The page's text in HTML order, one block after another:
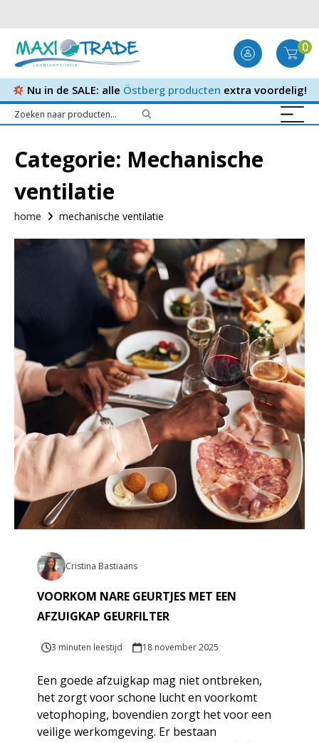
0
Nu in de SALE: alle Östberg producten extra voordelig!
Categorie: Mechanische
ventilatie
home mechanische ventilatie
Cristina Bastiaans
VOORKOM NARE GEURTJES MET EEN
AFZUIGKAP GEURFILTER
3 minuten leestijd 18 november 2025
Een goede afzuigkap mag niet ontbreken,
het zorgt voor schone lucht en voorkomt
vetophoping, bovendien zorgt het voor een
veilige werkomgeving. Er bestaan